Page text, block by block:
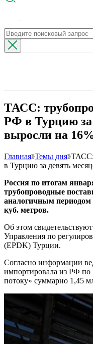
ТАСС:
РФ в Турцию за
выросли на
Главная Темы дня ТАСС:
в Турцию за девять
Россия по итогам
трубопроводные
аналогичным периодом
куб. метров.
Об этом
Управления по
(EPDK) Турции.
Согласно информации
импортировала из РФ по
потоку» суммарно 1,45